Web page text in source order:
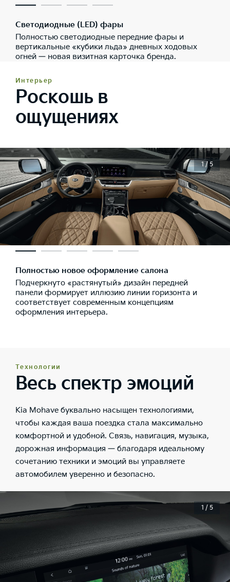
Светодиодные (LED) фары
Полностью светодиодные передние фары и
вертикальные «кубики льда» дневных ходовых
огней — новая визитная карточка бренда.
Интерьер
Роскошь в
ощущениях
Полностью новое оформление салона
Подчеркнуто «растянутый» дизайн передней
панели формирует иллюзию линии горизонта и
соответствует современным концепциям
оформления интерьера.
1 / 5
Технологии
Весь спектр эмоций
Kia Mohave буквально насыщен технологиями,
чтобы каждая ваша поездка стала максимально
комфортной и удобной. Связь, навигация, музыка,
дорожная информация — благодаря идеальному
сочетанию техники и эмоций вы управляете
автомобилем уверенно и безопасно.
1 / 5